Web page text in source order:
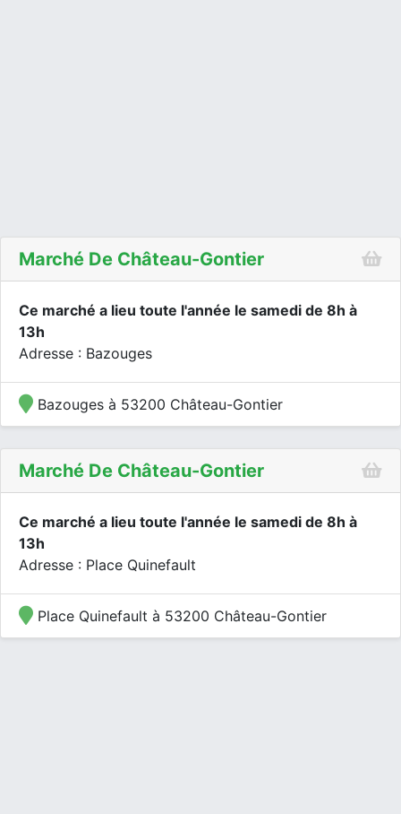
Marché De Château-Gontier
Ce marché a lieu toute l'année le samedi de 8h à
13h
Adresse : Bazouges
Bazouges à 53200 Château-Gontier
Marché De Château-Gontier
Ce marché a lieu toute l'année le samedi de 8h à
13h
Adresse : Place Quinefault
Place Quinefault à 53200 Château-Gontier